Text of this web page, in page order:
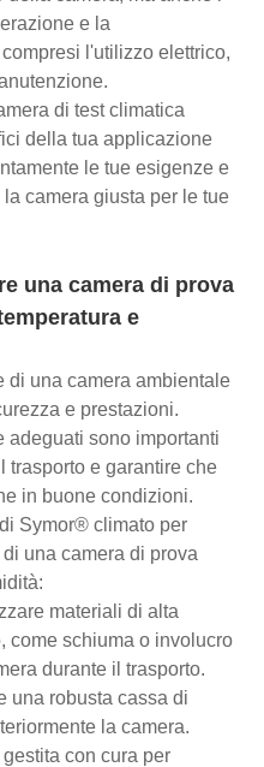
e la
l'utilizzo elettrico,
di test climatica
della tua applicazione
le tue esigenze e
camera giusta per le tue
una camera di prova
e
di una camera ambientale
e prestazioni.
adeguati sono importanti
trasporto e garantire che
in buone condizioni.
Symor® climato per
una camera di prova
materiali di alta
come schiuma o involucro
durante il trasporto.
una robusta cassa di
la camera.
con cura per